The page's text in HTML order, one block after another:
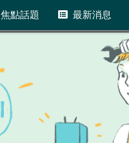
焦點話題 最新消息